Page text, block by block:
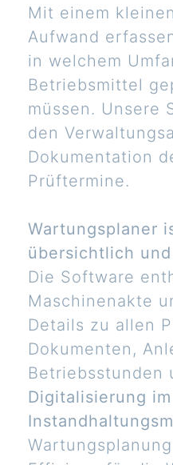
Mit einem
Aufwand
in welchem
Betriebsmittel
müssen. Unsere
den
Dokumentation
Prüftermine.
Wartungsplaner
übersichtlich
Die Software
Maschinenakte
Details zu allen
Dokumenten,
Betriebsstunden
Digitalisierung im